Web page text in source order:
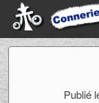
Publié